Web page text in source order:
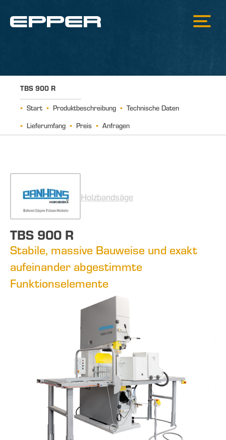
TBS 900 R
Start Produktbeschreibung
Technische Daten
Lieferumfang
Preis Anfragen
Holzbandsäge
TBS 900 R
Stabile, massive Bauweise und exakt
aufeinander abgestimmte
Funktionselemente